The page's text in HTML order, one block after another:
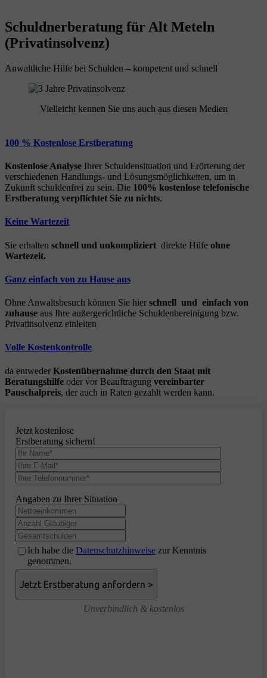
Schuldnerberatung für Alt Meteln
(Privatinsolvenz)
Anwaltliche Hilfe bei Schulden – kompetent und schnell
Vielleicht kennen Sie uns auch aus diesen Medien
100 % Kostenlose Erstberatung
Kostenlose Analyse Ihrer Schuldensituation und Erörterung der
verschiedenen Handlungs- und Lösungsmöglichkeiten, um in
Zukunft schuldenfrei zu sein. Die 100% kostenlose telefonische
Erstberatung verpflichtet Sie zu nichts.
Keine Wartezeit
Sie erhalten schnell und unkompliziert direkte Hilfe ohne
Wartezeit.
Ganz einfach von zu Hause aus
Ohne Anwaltsbesuch können Sie hier schnell und einfach von
zuhause aus Ihre außergerichtliche Schuldenbereinigung bzw.
Privatinsolvenz einleiten
Volle Kostenkontrolle
da entweder Kostenübernahme durch den Staat mit
Beratungshilfe oder vor Beauftragung vereinbarter
Pauschalpreis, der auch in Raten gezahlt werden kann.
Jetzt kostenlose
Erstberatung sichern!
Angaben zu Ihrer Situation
Ich habe die Datenschutzhinweise zur Kenntnis
genommen.
Unverbindlich & kostenlos